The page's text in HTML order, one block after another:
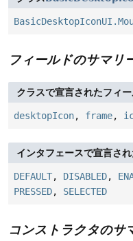
フィールドのサマリ
クラスで宣言されたフィ
desktopIcon, frame,
インタフェースで宣言さ
DEFAULT, DISABLED,
PRESSED, SELECTED
コンストラクタのサ